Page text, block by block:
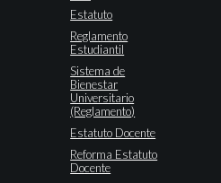
Estatuto
Reglamento
Estudiantil
Sistema de
Bienestar
Universitario
(Reglamento)
Estatuto Docente
Reforma Estatuto
Docente